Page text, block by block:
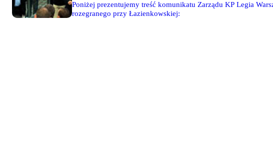
Poniżej prezentujemy treść komunikatu Zarządu KP Legia
rozegranego przy Łazienkowskiej: